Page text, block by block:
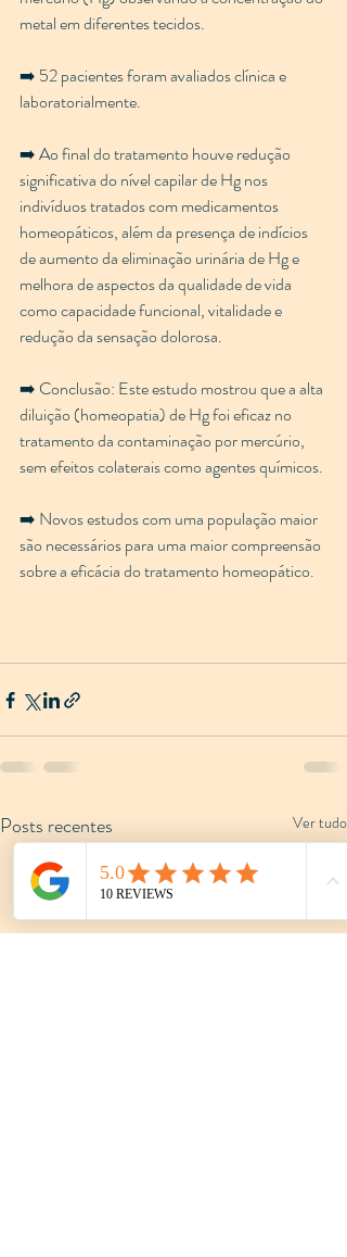
metal em diferentes tecidos.
➡️ 52 pacientes foram avaliados clínica e
laboratorialmente.
➡️ Ao final do tratamento houve redução
significativa do nível capilar de Hg nos
indivíduos tratados com medicamentos
homeopáticos, além da presença de indícios
de aumento da eliminação urinária de Hg e
melhora de aspectos da qualidade de vida
como capacidade funcional, vitalidade e
redução da sensação dolorosa.
➡️ Conclusão: Este estudo mostrou que a alta
diluição (homeopatia) de Hg foi eficaz no
tratamento da contaminação por mercúrio,
sem efeitos colaterais como agentes químicos.
➡️ Novos estudos com uma população maior
são necessários para uma maior compreensão
sobre a eficácia do tratamento homeopático.
Posts recentes Ver tudo